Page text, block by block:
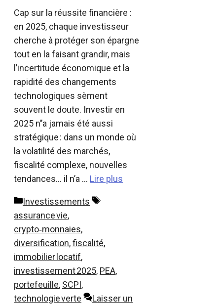
Cap sur la réussite financière :
en 2025, chaque investisseur
cherche à protéger son épargne
tout en la faisant grandir, mais
l’incertitude économique et la
rapidité des changements
technologiques sèment
souvent le doute. Investir en
2025 n’’a jamais été aussi
stratégique : dans un monde où
la volatilité des marchés,
fiscalité complexe, nouvelles
tendances… il n’a … Lire plus
Catégories
Investissements
Étiquettes
assurance vie,
crypto‑monnaies,
diversification,fiscalité,
immobilier locatif,
investissement 2025, PEA,
portefeuille, SCPI,
technologie verte
Laisser un